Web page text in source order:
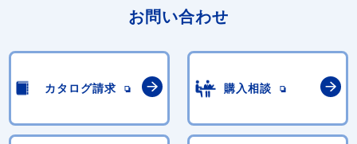
お問い合わせ
カタログ請求 購入相談